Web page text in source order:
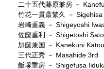
二十五代藤原兼房 －
竹花一貫斎繁久 －
岩崎重義 － Shigeyoshi
佐藤重利 － Shigetoshi
加藤兼国 － Kanekuni Katou
三代正秀 － Masahide 3rd
飯塚重房 － Shigefusa